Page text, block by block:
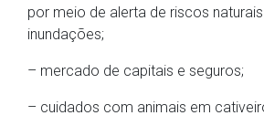
por meio de alerta de riscos
inundações;
– mercado de capitais e seguros;
– cuidados com animais em